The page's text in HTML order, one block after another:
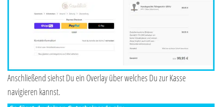
Anschließend siehst Du ein Overlay über welches Du zur Kasse
navigieren kannst.